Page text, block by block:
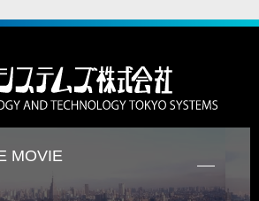
MOVIE